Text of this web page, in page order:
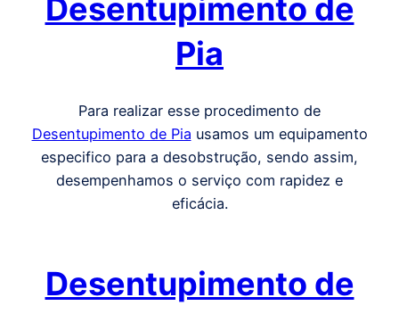
Desentupimento de
Pia
Para realizar esse procedimento de
Desentupimento de Pia usamos um equipamento
especifico para a desobstrução, sendo assim,
desempenhamos o serviço com rapidez e
eficácia.
Desentupimento de